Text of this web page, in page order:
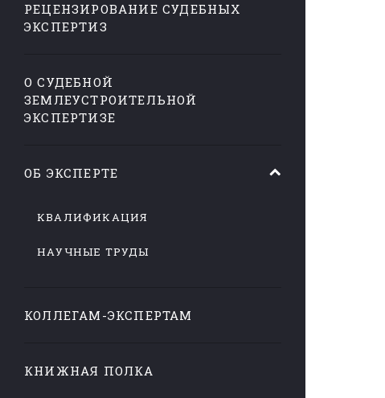
РЕЦЕНЗИРОВАНИЕ СУДЕБНЫХ
ЭКСПЕРТИЗ
О СУДЕБНОЙ
ЗЕМЛЕУСТРОИТЕЛЬНОЙ
ЭКСПЕРТИЗЕ
ОБ ЭКСПЕРТЕ
КВАЛИФИКАЦИЯ
НАУЧНЫЕ ТРУДЫ
КОЛЛЕГАМ-ЭКСПЕРТАМ
КНИЖНАЯ ПОЛКА